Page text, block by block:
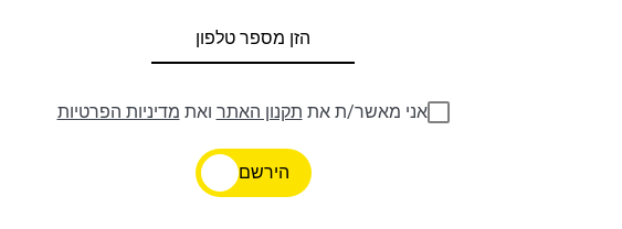
אני מאשר/ת את תקנון האתר ואת מדיניות הפרטיות
הירשם